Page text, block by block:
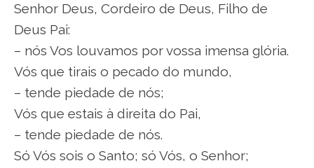
Senhor Deus, Cordeiro de Deus, Filho de
Deus Pai:
– nós Vos louvamos por vossa imensa glória.
Vós que tirais o pecado do mundo,
– tende piedade de nós;
Vós que estais à direita do Pai,
– tende piedade de nós.
Só Vós sois o Santo; só Vós, o Senhor;